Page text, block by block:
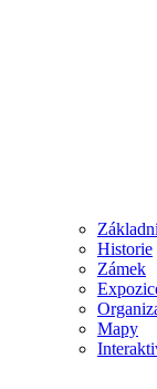
Historie
Zámek
Mapy